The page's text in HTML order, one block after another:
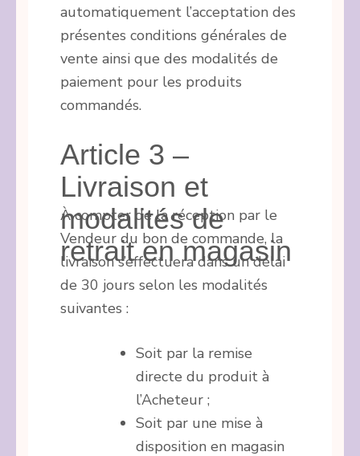
automatiquement l’acceptation des
présentes conditions générales de
vente ainsi que des modalités de
paiement pour les produits
commandés.
Article 3 –
Livraison et
modalités de
retrait en magasin
À compter de la réception par le
Vendeur du bon de commande, la
livraison s’effectuera dans un délai
de 30 jours selon les modalités
suivantes :
Soit par la remise
directe du produit à
l’Acheteur ;
Soit par une mise à
disposition en magasin